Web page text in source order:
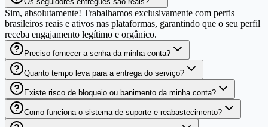
Sim, absolutamente! Trabalhamos exclusivamente com perfis
brasileiros reais e ativos nas plataformas, garantindo que o seu perfil
receba engajamento legítimo e orgânico.
Preciso fornecer a senha da minha conta?
Quanto tempo leva para a entrega do serviço?
Existe risco de bloqueio ou banimento da minha conta?
Como funciona o sistema de suporte e reabastecimento?